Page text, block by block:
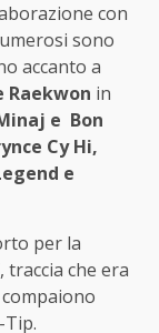
con
sono
accanto a
Raekwon in
e Bon
Cy Hi,
e
per la
traccia che era
Tip.